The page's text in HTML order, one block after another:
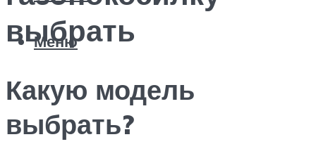
Меню
выбрать
Какую модель
выбрать?